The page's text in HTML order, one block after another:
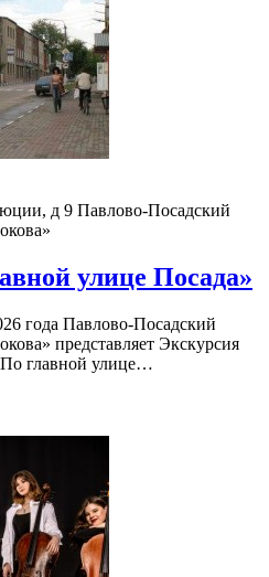
д 9 Павлово-Посадский
улице Посада»
года Павлово-Посадский
представляет Экскурсия
главной улице…